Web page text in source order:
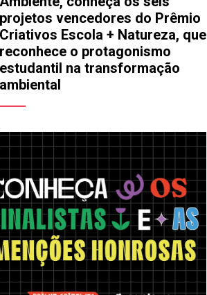
projetos vencedores do Prêmio
Criativos Escola + Natureza, que
reconhece o protagonismo
estudantil na transformação
ambiental